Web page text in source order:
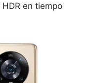
en tiempo